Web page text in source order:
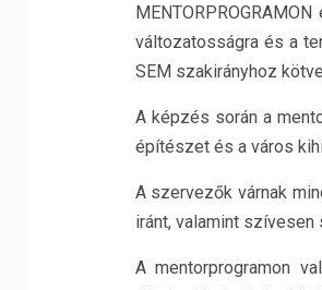
változatosságra és a
SEM szakirányhoz
A képzés során a
építészet és a város
A szervezők várnak
iránt, valamint
A mentorprogramon